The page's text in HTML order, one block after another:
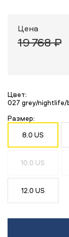
Цена
19 768 ₽
Цвет:
027 grey/nightlife/
Размер:
8.0 US
10.0 US
12.0 US